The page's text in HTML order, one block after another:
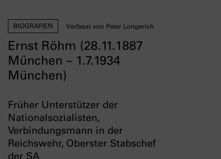
Ernst Röhm (28.11.1887
München – 1.7.1934
München)
BIOGRAFIEN Verfasst von Peter Longerich
Früher Unterstützer der
Nationalsozialisten,
Verbindungsmann in der
Reichswehr, Oberster Stabschef
der SA